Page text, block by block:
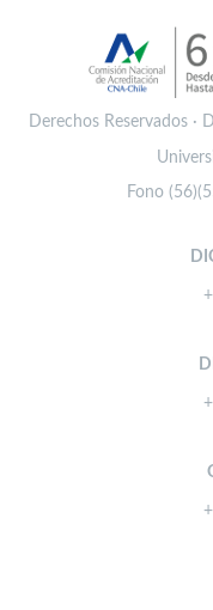
Derechos Reservados ·
Fono